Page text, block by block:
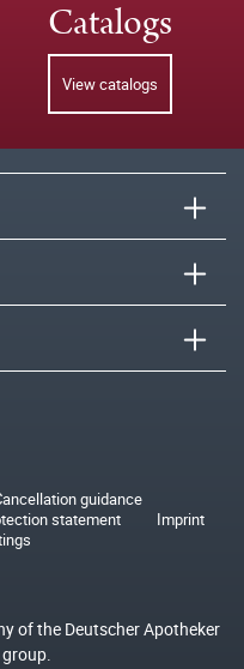
Catalogs
View catalogs
guidance
statement
Imprint
of the Deutscher Apotheker